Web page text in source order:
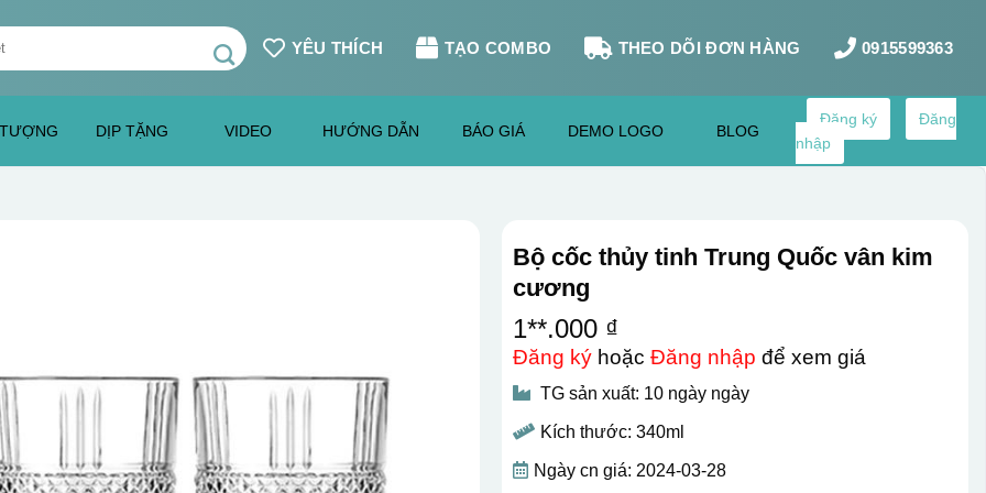
YÊU THÍCH TẠO COMBO THEO DÕI ĐƠN HÀNG 0915599363
DỊP TẶNG VIDEO HƯỚNG DẪN BÁO GIÁ DEMO LOGO BLOG
Đăng ký
Đăng
nhập
Bộ cốc thủy tinh Trung Quốc vân kim
cương
1**.000 ₫
Đăng kýhoặc Đăng nhập để xem giá
TG sản xuất: 10 ngày ngày
Kích thước: 340ml
Ngày cn giá: 2024-03-28